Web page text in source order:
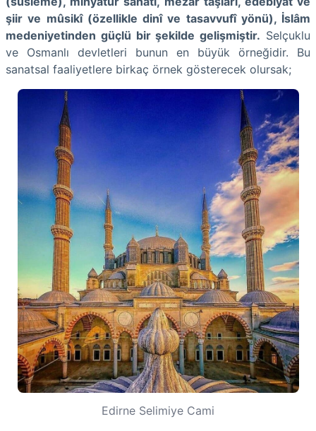
şiir ve mûsikî (özellikle dinî ve tasavvufî yönü), İslâm
medeniyetinden güçlü bir şekilde gelişmiştir. Selçuklu
ve Osmanlı devletleri bunun en büyük örneğidir. Bu
sanatsal faaliyetlere birkaç örnek gösterecek olursak;
Edirne Selimiye Cami